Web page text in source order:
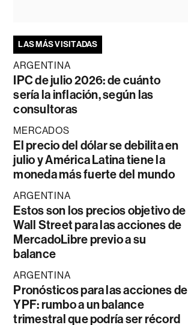
LAS MÁS VISITADAS
ARGENTINA
IPC de julio 2026: de cuánto
sería la inflación, según las
consultoras
MERCADOS
El precio del dólar se debilita en
julio y América Latina tiene la
moneda más fuerte del mundo
ARGENTINA
Estos son los precios objetivo de
Wall Street para las acciones de
MercadoLibre previo a su
balance
ARGENTINA
Pronósticos para las acciones de
YPF: rumbo a un balance
trimestral que podría ser récord